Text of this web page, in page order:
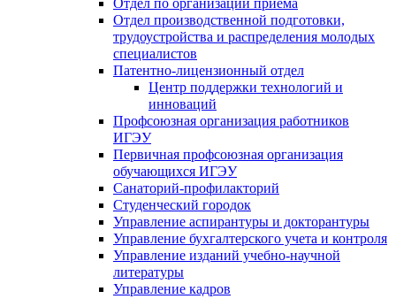
Отдел производственной подготовки,
трудоустройства и распределения молодых
специалистов
Патентно-лицензионный отдел
Центр поддержки технологий и
инноваций
Профсоюзная организация работников
ИГЭУ
Первичная профсоюзная организация
обучающихся ИГЭУ
Санаторий-профилакторий
Студенческий городок
Управление аспирантуры и докторантуры
Управление бухгалтерского учета и контроля
Управление изданий учебно-научной
литературы
Упpавление кадpов